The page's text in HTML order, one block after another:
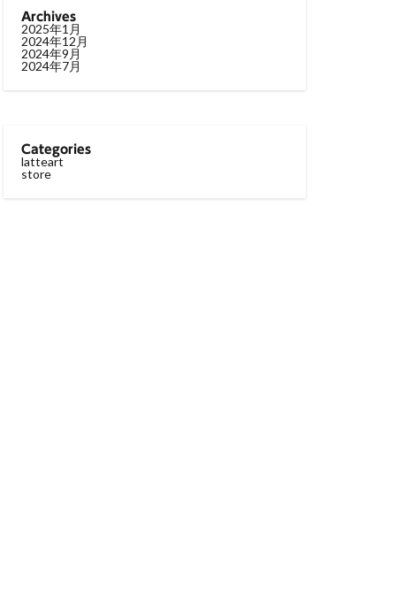
Archives
2025年1月
2024年12月
2024年9月
2024年7月
Categories
latteart
store